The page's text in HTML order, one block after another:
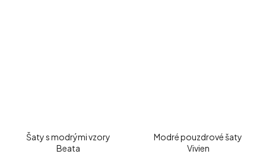
Šaty s modrými vzory
Beata
Modré pouzdrové šaty
Vivien